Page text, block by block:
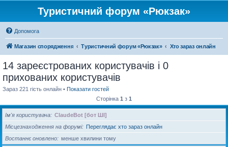
Туристичний форум «Рюкзак»
Допомога
Магазин спорядження Туристичний форум «Рюкзак» Хто зараз онлайн
14 зареєстрованих користувачів і 0
прихованих користувачів
Зараз 221 гість онлайн • Показати гостей
Сторінка 1 з 1
Ім'я користувача
ClaudeBot [бот ШІ]
Місцезнаходження на форумі
Переглядає хто зараз онлайн
Востаннє оновлено
менше хвилини тому